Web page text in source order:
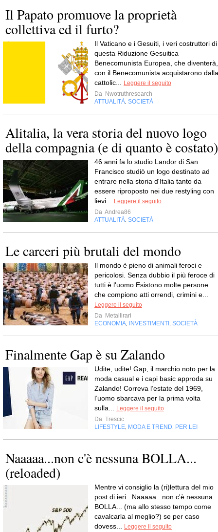
Il Papato promuove la proprietà
collettiva ed il furto?
Il Vaticano e i Gesuiti, i veri costruttori di
questa Riduzione Gesuitica
Benecomunista Europea, che diventerà,
con il Benecomunista acquistarono dalla
cattolic...
Leggere il seguito
Da Nwotruthresearch
ATTUALITÀ SOCIETÀ
Alitalia, la vera storia del nuovo logo
della compagnia (e di quanto è costato)
46 anni fa lo studio Landor di San
Francisco studiò un logo destinato ad
entrare nella storia d'Italia tanto da
essere riproposto nei due restyling con
lievi...
Leggere il seguito
Da Andrea86
ATTUALITÀ SOCIETÀ
Le carceri più brutali del mondo
Il mondo è pieno di animali feroci e
pericolosi. Senza dubbio il più feroce di
tutti è l'uomo.Esistono molte persone
che compiono atti orrendi, crimini e...
Leggere il seguito
Da Metallirari
ECONOMIA
INVESTIMENTI SOCIETÀ
Finalmente Gap è su Zalando
Udite, udite! Gap, il marchio noto per la
moda casual e i capi basic approda su
Zalando! Correva l’estate del 1969,
l’uomo sbarcava per la prima volta
sulla...
Leggere il seguito
Da Trescic
LIFESTYLE MODA E TREND PER LEI
Naaaaa...non c'è nessuna BOLLA...
(reloaded)
Mentre vi consiglio la (ri)lettura del mio
post di ieri...Naaaaa...non c'è nessuna
BOLLA... (ma allo stesso tempo come
cavalcarla al meglio?) se per caso
dovess...
Leggere il seguito